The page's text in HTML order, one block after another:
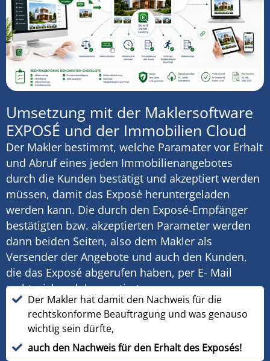
Umsetzung mit der Maklersoftware
EXPOSÉ und der Immobilien Cloud
Der Makler bestimmt, welche Paramater vor Erhalt
und Abruf eines jeden Immobilienangebotes
durch die Kunden bestätigt und akzeptiert werden
müssen, damit das Exposé heruntergeladen
werden kann. Die durch den Exposé-Empfänger
bestätigten bzw. akzeptierten Parameter werden
dann beiden Seiten, also dem Makler als
Versender der Angebote und auch den Kunden,
die das Exposé abgerufen haben, per E- Mail
rechtssicher dokumentiert.
Der Makler hat damit den Nachweis für die
rechtskonforme Beauftragung und was genauso
wichtig sein dürfte,
auch den Nachweis für den Erhalt des Exposés!